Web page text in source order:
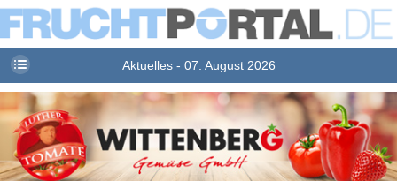
Aktuelles - 07. August 2026